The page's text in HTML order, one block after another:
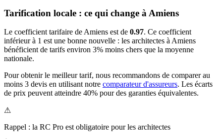
Tarification locale : ce qui change à Amiens
Le coefficient tarifaire de Amiens est de 0.97. Ce coefficient
inférieur à 1 est une bonne nouvelle : les architectes à Amiens
bénéficient de tarifs environ 3% moins chers que la moyenne
nationale.
Pour obtenir le meilleur tarif, nous recommandons de comparer au
moins 3 devis en utilisant notre comparateur d'assureurs. Les écarts
de prix peuvent atteindre 40% pour des garanties équivalentes.
⚠
Rappel : la RC Pro est obligatoire pour les architectes